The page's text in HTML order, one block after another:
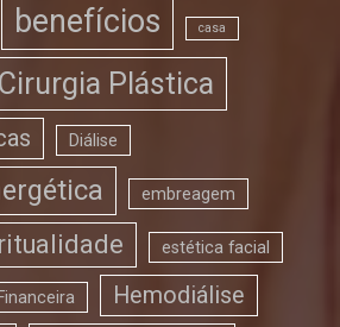
benefícios casa
Cirurgia Plástica
Diálise
embreagem
estética facial
Hemodiálise